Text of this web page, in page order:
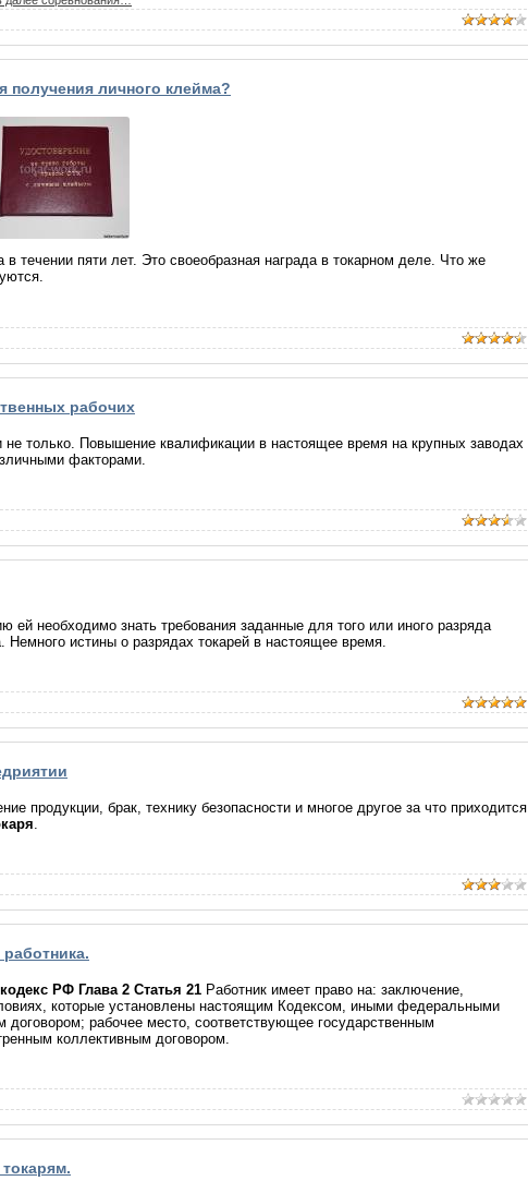
получения личного клейма?
в течении пяти лет. Это своеобразная награда в токарном деле. Что же
рабочих
не только. Повышение квалификации в настоящее время на крупных заводах
факторами.
ей необходимо знать требования заданные для того или иного разряда
истины о разрядах токарей в настоящее время.
продукции, брак, технику безопасности и многое другое за что приходится
РФ Глава 2 Статья 21 Работник имеет право на: заключение,
которые установлены настоящим Кодексом, иными федеральными
рабочее место, соответствующее государственным
коллективным договором.